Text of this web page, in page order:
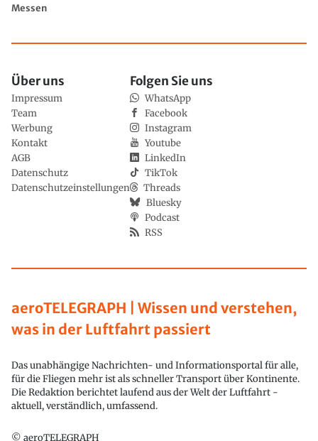
Messen
aeroTELEGRAPH | Wissen und verstehen,
was in der Luftfahrt passiert
Das unabhängige Nachrichten- und Informationsportal für alle,
für die Fliegen mehr ist als schneller Transport über Kontinente.
Die Redaktion berichtet laufend aus der Welt der Luftfahrt -
aktuell, verständlich, umfassend.
© aeroTELEGRAPH
Über uns
Impressum
Team
Werbung
Kontakt
AGB
Datenschutz
Datenschutzeinstellungen
Folgen Sie uns
WhatsApp
Facebook
Instagram
Youtube
LinkedIn
TikTok
Threads
Bluesky
Podcast
RSS